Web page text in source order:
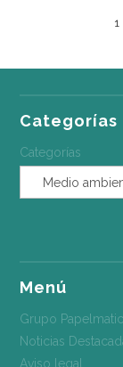
1
Categorías
Categorías
Menú
Grupo Papelmatic
Noticias
Aviso legal